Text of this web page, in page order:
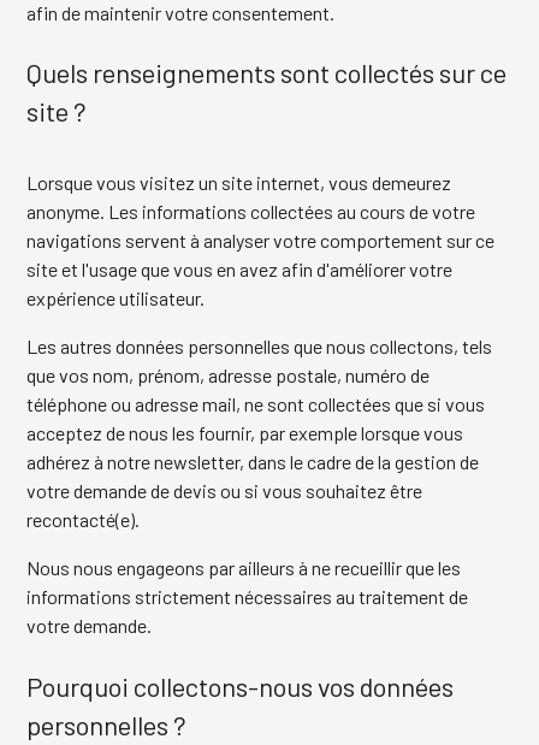
afin de maintenir votre consentement.
Quels renseignements sont collectés sur ce
site ?
Lorsque vous visitez un site internet, vous demeurez
anonyme. Les informations collectées au cours de votre
navigations servent à analyser votre comportement sur ce
site et l'usage que vous en avez afin d'améliorer votre
expérience utilisateur.
Les autres données personnelles que nous collectons, tels
que vos nom, prénom, adresse postale, numéro de
téléphone ou adresse mail, ne sont collectées que si vous
acceptez de nous les fournir, par exemple lorsque vous
adhérez à notre newsletter, dans le cadre de la gestion de
votre demande de devis ou si vous souhaitez être
recontacté(e).
Nous nous engageons par ailleurs à ne recueillir que les
informations strictement nécessaires au traitement de
votre demande.
Pourquoi collectons-nous vos données
personnelles ?